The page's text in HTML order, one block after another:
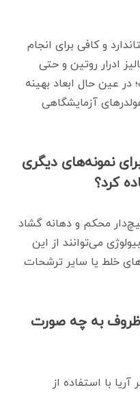
و کافی برای انجام
ادرار روتین و حتی
عین حال ابعاد بهینه
آزمایشگاهی
نمونه‌های دیگری
محکم و دهانه گشاد
می‌توانند از این
خلط یا سایر ترشحات
ظروف به چه صورت
با استفاده از